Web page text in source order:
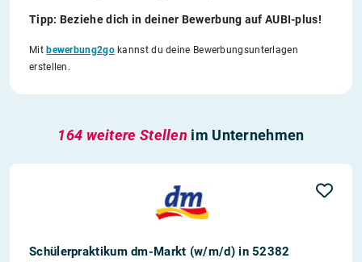
Tipp: Beziehe dich in deiner Bewerbung auf AUBI-plus!
Mitbewerbung2gokannst du deine Bewerbungsunterlagen
erstellen.
164 weitere Stellen im Unternehmen
Schülerpraktikum dm-Markt (w/m/d) in 52382